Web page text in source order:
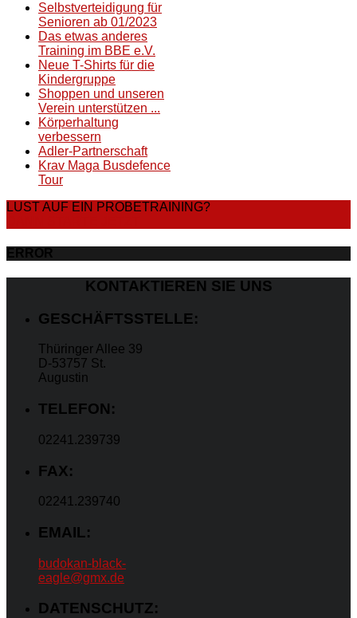
Selbstverteidigung für
Senioren ab 01/2023
Das etwas anderes
Training im BBE e.V.
Neue T-Shirts für die
Kindergruppe
Shoppen und unseren
Verein unterstützen ...
Körperhaltung
verbessern
Adler-Partnerschaft
Krav Maga Busdefence
Tour
LUST AUF EIN PROBETRAINING?
ERROR
KONTAKTIEREN SIE UNS
GESCHÄFTSSTELLE:
Thüringer Allee 39
D-53757 St.
Augustin
TELEFON:
02241.239739
FAX:
02241.239740
EMAIL:
budokan-black-
eagle@gmx.de
DATENSCHUTZ: